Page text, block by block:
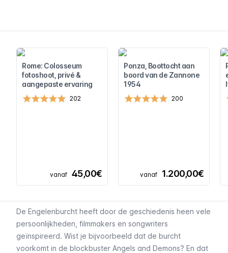
Rome: Colosseum
fotoshoot, privé &
aangepaste ervaring
202
vanaf 45,00€
Ponza, Boottocht aan
boord van de Zannone
1954
200
vanaf 1.200,00€
De Engelenburcht heeft door de geschiedenis heen vele
persoonlijkheden, filmmakers en songwriters
geïnspireerd. Wist je bijvoorbeeld dat de burcht
voorkomt in de blockbuster Angels and Demons? En dat